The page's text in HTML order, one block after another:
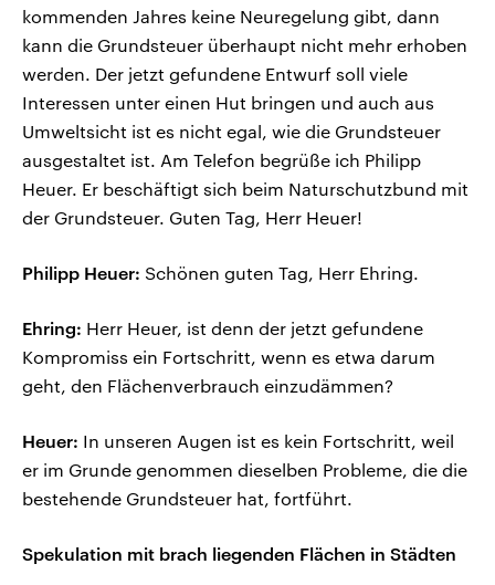
kommenden Jahres keine Neuregelung gibt, dann
kann die Grundsteuer überhaupt nicht mehr erhoben
werden. Der jetzt gefundene Entwurf soll viele
Interessen unter einen Hut bringen und auch aus
Umweltsicht ist es nicht egal, wie die Grundsteuer
ausgestaltet ist. Am Telefon begrüße ich Philipp
Heuer. Er beschäftigt sich beim Naturschutzbund mit
der Grundsteuer. Guten Tag, Herr Heuer!
Philipp Heuer: Schönen guten Tag, Herr Ehring.
Ehring: Herr Heuer, ist denn der jetzt gefundene
Kompromiss ein Fortschritt, wenn es etwa darum
geht, den Flächenverbrauch einzudämmen?
Heuer: In unseren Augen ist es kein Fortschritt, weil
er im Grunde genommen dieselben Probleme, die die
bestehende Grundsteuer hat, fortführt.
Spekulation mit brach liegenden Flächen in Städten